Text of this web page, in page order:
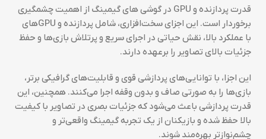
قدرت پردازنده و GPU در گوشی های گیمینگ از اهمیت چشمگیری
برخوردار است. این اجزای سخت‌افزاری، شامل پردازنده و GPUهای
با عملکرد بالا، نقش حیاتی در اجرای سریع و پرتلاش بازی‌ها و حفظ
جزئیات بالای تصاویر را برعهده دارند.
این اجزا، با توانایی‌های پردازشی قوی و قابلیت‌های گرافیکی برتر،
بازی‌ها را به صورتی صاف و بدون وقفه اجرا می‌کنند. همچنین، این
قدرت پردازشی باعث می‌شود که جزئیات بصری در تصاویر با کیفیت
بالا حفظ شده و بازیکنان از یک تجربه گیمینگ واقعی‌تر و
چشم‌نوازتر بهره‌مند شوند.